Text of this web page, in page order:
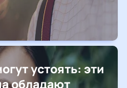
устоять: эти
обладают